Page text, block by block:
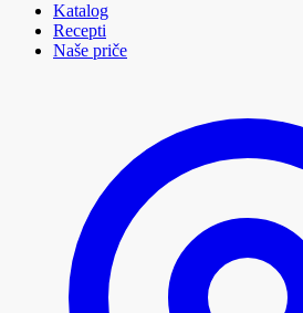
Katalog
Recepti
Naše priče